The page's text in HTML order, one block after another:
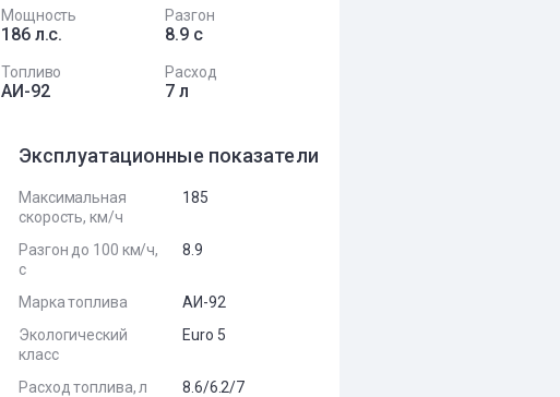
Мощность
186 л.с.
Разгон
8.9 с
Топливо
АИ-92
Расход
7 л
Эксплуатационные показатели
Максимальная
скорость, км/ч
185
Разгон до 100 км/ч,
с
8.9
Марка топлива
АИ-92
Экологический
класс
Euro 5
Расход топлива, л
8.6/6.2/7